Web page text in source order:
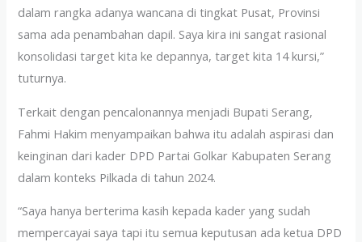
dalam rangka adanya wancana di tingkat Pusat, Provinsi
sama ada penambahan dapil. Saya kira ini sangat rasional
konsolidasi target kita ke depannya, target kita 14 kursi,”
tuturnya.
Terkait dengan pencalonannya menjadi Bupati Serang,
Fahmi Hakim menyampaikan bahwa itu adalah aspirasi dan
keinginan dari kader DPD Partai Golkar Kabupaten Serang
dalam konteks Pilkada di tahun 2024.
“Saya hanya berterima kasih kepada kader yang sudah
mempercayai saya tapi itu semua keputusan ada ketua DPD